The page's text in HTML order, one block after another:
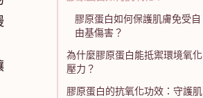
膠原蛋白如何保護肌膚免受自
由基傷害？
為什麼膠原蛋白能抵禦環境氧化
壓力？
膠原蛋白的抗氧化功效：守護肌